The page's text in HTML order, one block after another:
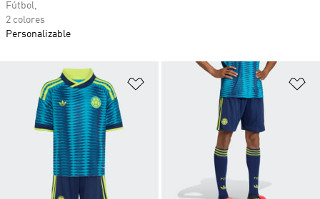
Añadir a la lista de deseos
Fútbol,
2 colores
Personalizable